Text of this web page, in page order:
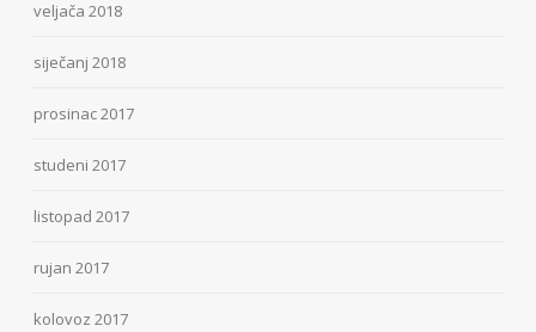
veljača 2018
siječanj 2018
prosinac 2017
studeni 2017
listopad 2017
rujan 2017
kolovoz 2017